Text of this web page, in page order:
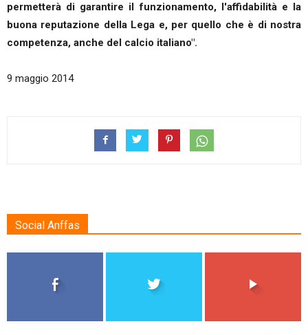
permetterà di garantire il funzionamento, l'affidabilità e la
buona reputazione della Lega e, per quello che è di nostra
competenza, anche del calcio italiano".
9 maggio 2014
Social Anffas